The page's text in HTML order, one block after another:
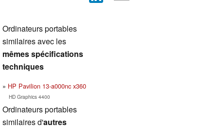
Ordinateurs portables
similaires avec les
mêmes spécifications
techniques
HP Pavilion 13-a000nc x360
HD Graphics 4400
Ordinateurs portables
similaires d'autres